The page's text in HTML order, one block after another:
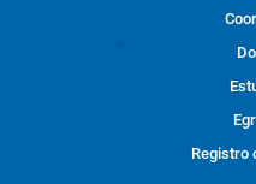
Registro